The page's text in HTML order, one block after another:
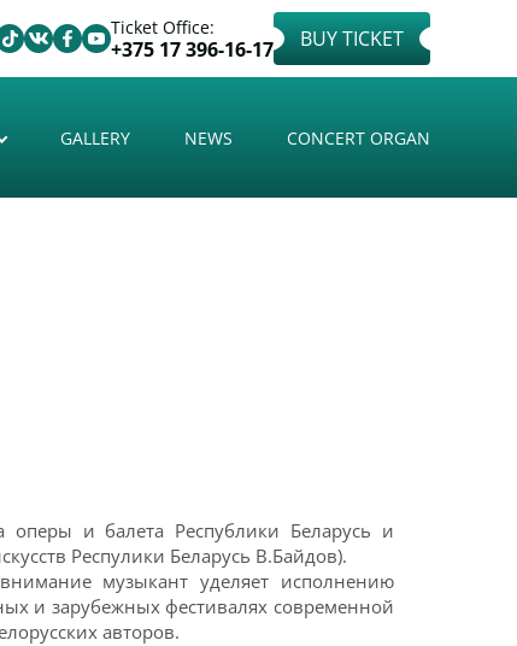
Ticket Office:
+375 17 396-16-17 BUY TICKET
GALLERY NEWS CONCERT ORGAN
оперы и балета Республики Беларусь и
Респулики Беларусь В.Байдов).
музыкант уделяет исполнению
и зарубежных фестивалях современной
авторов.